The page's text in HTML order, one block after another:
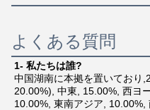
よくある質問
1- 私たちは誰?
中国湖南に本拠を置いており
20.00%), 中東, 15.00%, 西ヨ
10.00%, 東南アジア, 10.00%,